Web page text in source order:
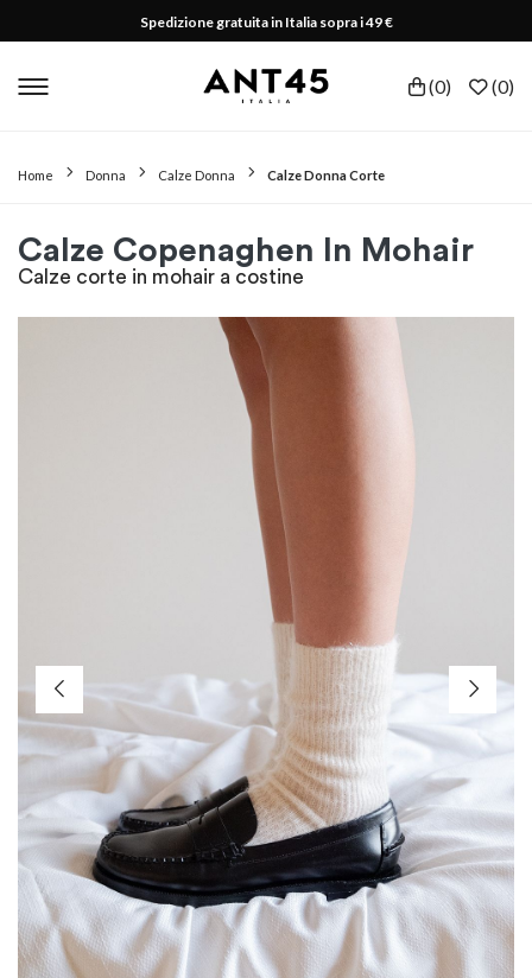
Spedizione gratuita in Italia sopra i 49 €
(0) (0)
Home Donna Calze Donna Calze Donna Corte
Calze Copenaghen In Mohair
Calze corte in mohair a costine